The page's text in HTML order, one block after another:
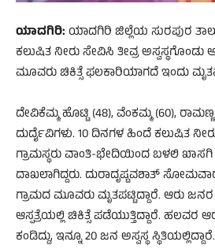
ಯಾದಗಿರಿ: ಯಾದಗಿರಿ ಜಿಲ್ಲೆಯ ಸುರಪುರ
ಕಲುಷಿತ ನೀರು ಸೇವಿಸಿ ತೀವ್ರ ಅಸ್ವಸ್ಥಗೊಂಡು
ಮೂವರು ಚಿಕಿತ್ಸೆ ಫಲಕಾರಿಯಾಗದೆ ಇಂದು
ದೇವಿಕೆಮ್ಮ ಹೊಟ್ಟಿ (48), ವೆಂಕಮ್ಮ (60),
ದುರ್ದೈವಿಗಳು. 10 ದಿನಗಳ ಹಿಂದೆ ಕಲುಷಿತ
ಗ್ರಾಮಸ್ಥರು ವಾಂತಿ-ಭೇದಿಯಿಂದ ಬಳಲಿ ಖಾಸಗಿ
ದಾಖಲಾಗಿದ್ದರು. ದುರಾದೃಷ್ಟವಶಾತ್
ಗ್ರಾಮದ ಮೂವರು ಮೃತಪಟ್ಟಿದ್ದಾರೆ. ಆರು ಜನರ
ಆಸ್ಪತ್ರೆಯಲ್ಲಿ ಚಿಕಿತ್ಸೆ ಪಡೆಯುತ್ತಿದ್ದಾರೆ. ಹಲವರ
ಕಂಡಿದ್ದು, ಇನ್ನೂ 20 ಜನ ಅಸ್ವಸ್ಥ ಸ್ಥಿತಿಯಲ್ಲಿದ್ದಾರೆ.